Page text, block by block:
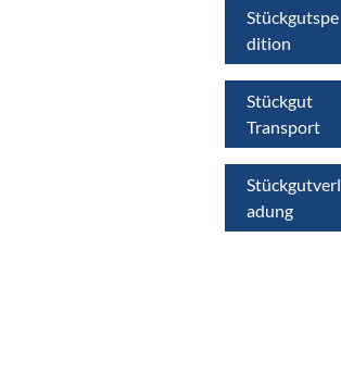
Stückgutspe
dition
Stückgut
Transport
Stückgutverl
adung